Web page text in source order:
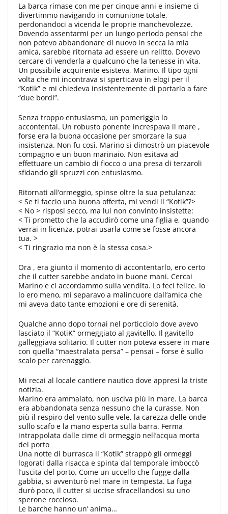
La barca rimase con me per cinque anni e insieme ci
divertimmo navigando in comunione totale,
perdonandoci a vicenda le proprie manchevolezze.
Dovendo assentarmi per un lungo periodo pensai che
non potevo abbandonare di nuovo in secca la mia
amica, sarebbe ritornata ad essere un relitto. Dovevo
cercare di venderla a qualcuno che la tenesse in vita.
Un possibile acquirente esisteva, Marino. Il tipo ogni
volta che mi incontrava si sperticava in elogi per il
“Kotik” e mi chiedeva insistentemente di portarlo a fare
“due bordi”.
Senza troppo entusiasmo, un pomeriggio lo
accontentai. Un robusto ponente increspava il mare ,
forse era la buona occasione per smorzare la sua
insistenza. Non fu così. Marino si dimostrò un piacevole
compagno e un buon marinaio. Non esitava ad
effettuare un cambio di fiocco o una presa di terzaroli
sfidando gli spruzzi con entusiasmo.
Ritornati all’ormeggio, spinse oltre la sua petulanza:
< Se ti faccio una buona offerta, mi vendi il “Kotik”?>
< No > risposi secco, ma lui non convinto insistette:
< Ti prometto che la accudirò come una figlia e, quando
verrai in licenza, potrai usarla come se fosse ancora
tua. >
< Ti ringrazio ma non è la stessa cosa.>
Ora , era giunto il momento di accontentarlo, ero certo
che il cutter sarebbe andato in buone mani. Cercai
Marino e ci accordammo sulla vendita. Lo feci felice. Io
lo ero meno, mi separavo a malincuore dall’amica che
mi aveva dato tante emozioni e ore di serenità.
Qualche anno dopo tornai nel porticciolo dove avevo
lasciato il “KotiK” ormeggiato al gavitello. Il gavitello
galleggiava solitario. Il cutter non poteva essere in mare
con quella “maestralata persa” – pensai – forse è sullo
scalo per carenaggio.
Mi recai al locale cantiere nautico dove appresi la triste
notizia.
Marino era ammalato, non usciva più in mare. La barca
era abbandonata senza nessuno che la curasse. Non
più il respiro del vento sulle vele, la carezza delle onde
sullo scafo e la mano esperta sulla barra. Ferma
intrappolata dalle cime di ormeggio nell’acqua morta
del porto
Una notte di burrasca il “Kotik” strappò gli ormeggi
logorati dalla risacca e spinta dal temporale imboccò
l’uscita del porto. Come un uccello che fugge dalla
gabbia, si avventurò nel mare in tempesta. La fuga
durò poco, il cutter si uccise sfracellandosi su uno
sperone roccioso.
Le barche hanno un’ anima…